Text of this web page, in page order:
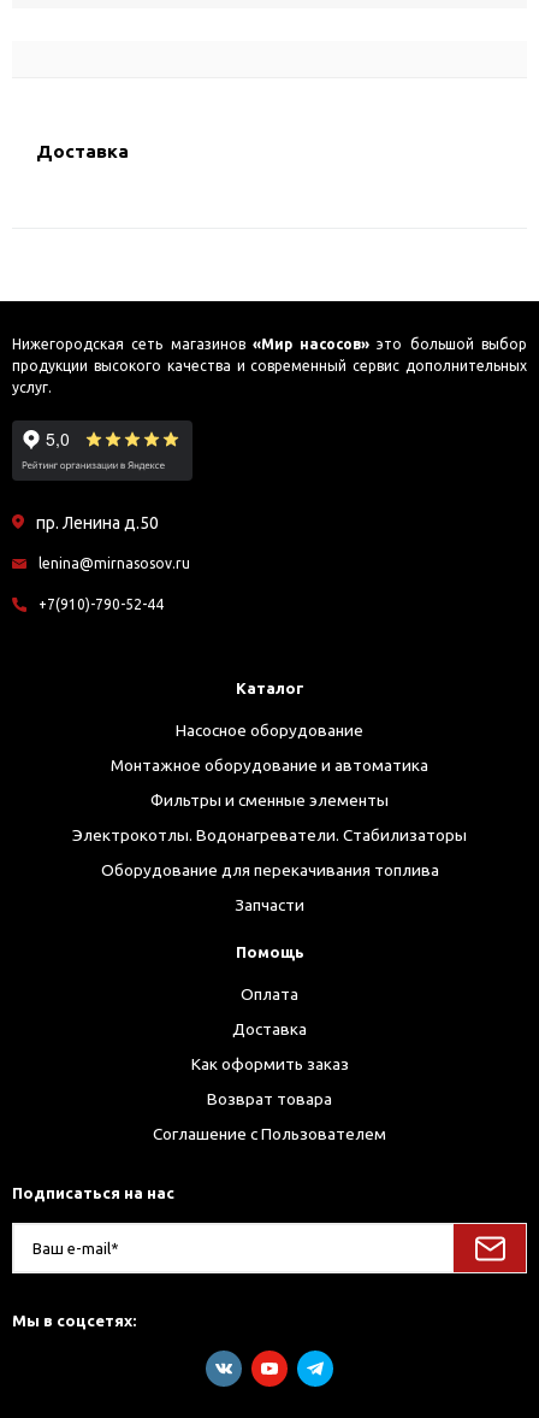
Доставка
Нижегородская сеть магазинов «Мир насосов» это большой выбор
продукции высокого качества и современный сервис дополнительных
услуг.
пр. Ленина д.50
lenina@mirnasosov.ru
+7(910)-790-52-44
Каталог
Насосное оборудование
Монтажное оборудование и автоматика
Фильтры и сменные элементы
Электрокотлы. Водонагреватели. Стабилизаторы
Оборудование для перекачивания топлива
Запчасти
Помощь
Оплата
Доставка
Как оформить заказ
Возврат товара
Соглашение с Пользователем
Подписаться на нас
Мы в соцсетях: